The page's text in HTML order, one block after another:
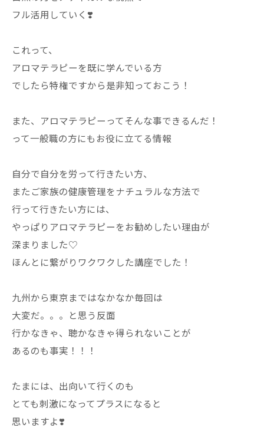
フル活用していく❣️
これって、
アロマテラピーを既に学んでいる方
でしたら特権ですから是非知っておこう！
また、アロマテラピーってそんな事できるんだ！
って一般職の方にもお役に立てる情報
自分で自分を労って行きたい方、
またご家族の健康管理をナチュラルな方法で
行って行きたい方には、
やっぱりアロマテラピーをお勧めしたい理由が
深まりました♡
ほんとに繋がりワクワクした講座でした！
九州から東京まではなかなか毎回は
大変だ。。。と思う反面
行かなきゃ、聴かなきゃ得られないことが
あるのも事実！！！
たまには、出向いて行くのも
とても刺激になってプラスになると
思いますよ❣️